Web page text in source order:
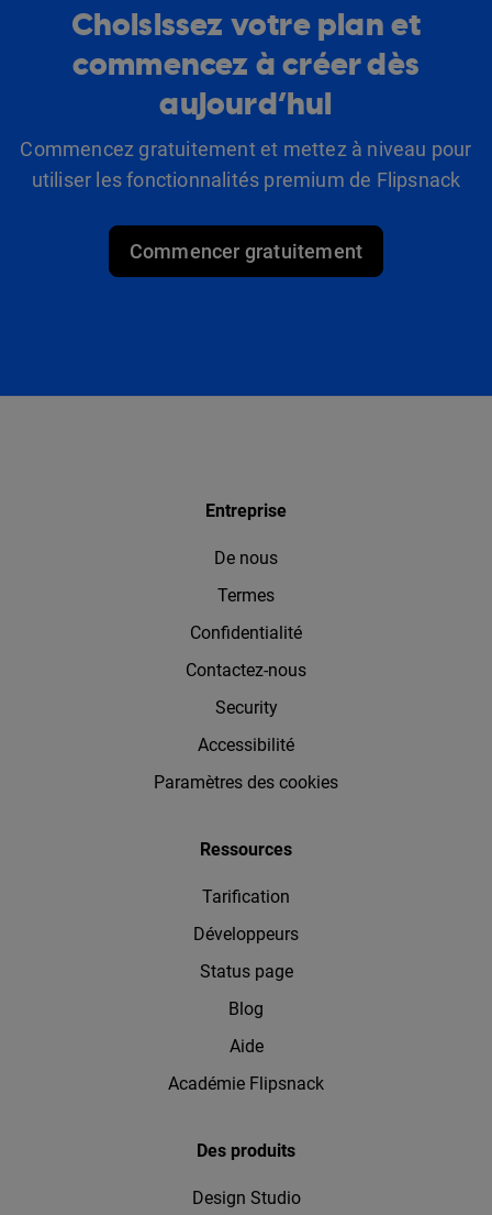
Choisissez votre plan et
commencez à créer dès
aujourd’hui
Commencez gratuitement et mettez à niveau pour
utiliser les fonctionnalités premium de Flipsnack
Commencer gratuitement
Entreprise
De nous
Termes
Confidentialité
Contactez-nous
Security
Accessibilité
Paramètres des cookies
Ressources
Tarification
Développeurs
Status page
Blog
Aide
Académie Flipsnack
Des produits
Design Studio